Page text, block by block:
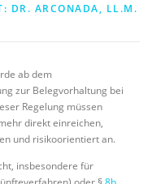
DR. ARCONADA, LL.M.
ab dem
zur Belegvorhaltung bei
Regelung müssen
direkt einreichen,
und risikoorientiert an.
insbesondere für